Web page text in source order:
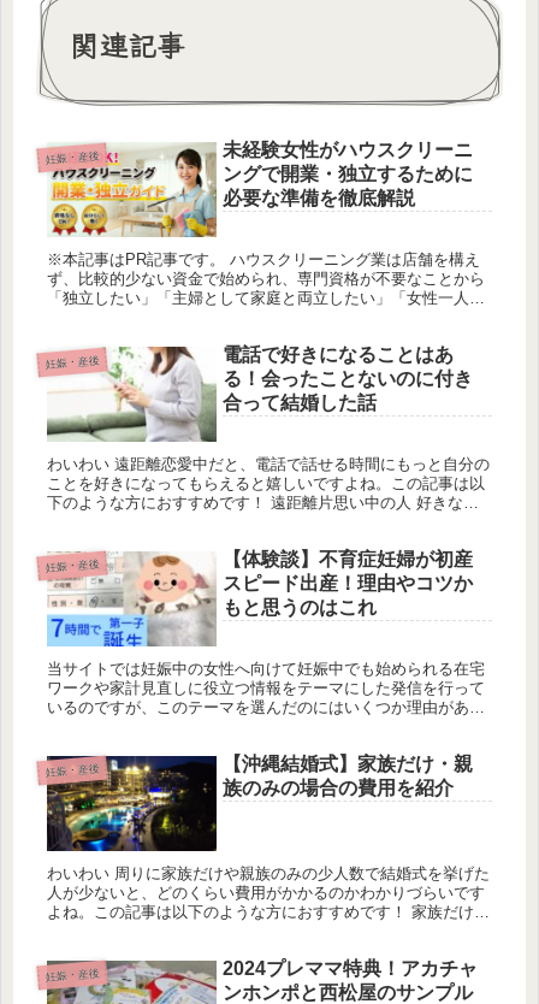
関連記事
妊娠・産後
未経験女性がハウスクリーニ
ングで開業・独立するために
必要な準備を徹底解説
※本記事はPR記事です。 ハウスクリーニング業は店舗を構え
ず、比較的少ない資金で始められ、専門資格が不要なことから
「独立したい」「主婦として家庭と両立したい」「女性一人で
妊娠・産後
電話で好きになることはあ
る！会ったことないのに付き
合って結婚した話
わいわい 遠距離恋愛中だと、電話で話せる時間にもっと自分の
ことを好きになってもらえると嬉しいですよね。この記事は以
下のような方におすすめです！ 遠距離片思い中の人 好きな人
妊娠・産後
【体験談】不育症妊婦が初産
スピード出産！理由やコツか
もと思うのはこれ
当サイトでは妊娠中の女性へ向けて妊娠中でも始められる在宅
ワークや家計見直しに役立つ情報をテーマにした発信を行って
いるのですが、このテーマを選んだのにはいくつか理由があり
妊娠・産後
【沖縄結婚式】家族だけ・親
族のみの場合の費用を紹介
わいわい 周りに家族だけや親族のみの少人数で結婚式を挙げた
人が少ないと、どのくらい費用がかかるのかわかりづらいです
よね。この記事は以下のような方におすすめです！ 家族だけ・
妊娠・産後
2024プレママ特典！アカチャ
ンホンポと西松屋のサンプル